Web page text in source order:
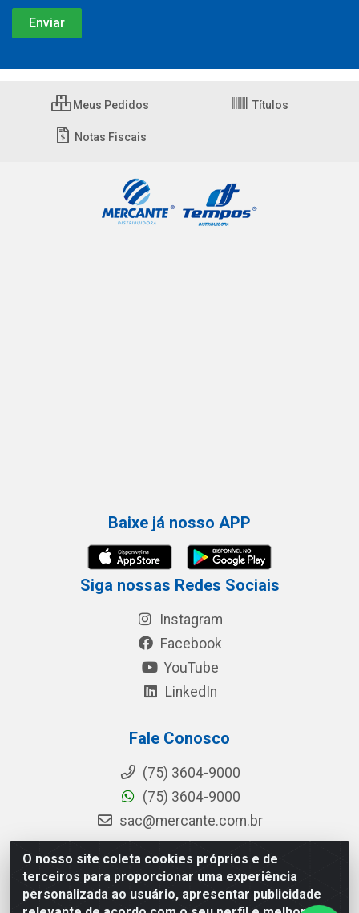
O nosso site coleta cookies próprios e de
terceiros para proporcionar uma experiência
personalizada ao usuário, apresentar publicidade
Meus Pedidos Títulos
Notas Fiscais
Baixe já nosso APP
Siga nossas Redes Sociais
Instagram
Facebook
YouTube
LinkedIn
Fale Conosco
(75) 3604-9000
(75) 3604-9000
sac@mercante.com.br
Mercante Distribuidora - Rua Mercante, 699 - Aviário, Feira de
Santana/BA - CEP 44.096-218 - CNPJ 96.755.848/0001-08